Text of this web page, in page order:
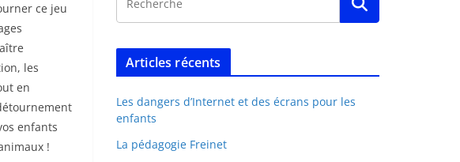
ce jeu
les
en
enfants
!
Articles récents
Les dangers d’Internet et des écrans pour les
enfants
La pédagogie Freinet